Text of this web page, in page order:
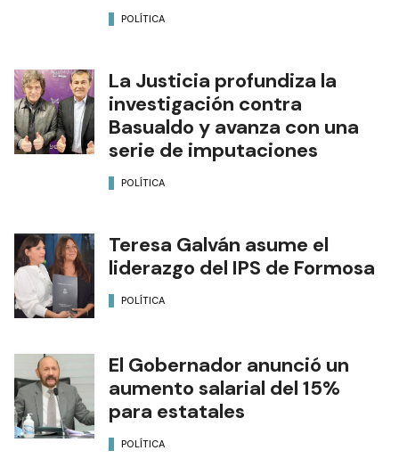
POLÍTICA
La Justicia profundiza la
investigación contra
Basualdo y avanza con una
serie de imputaciones
POLÍTICA
Teresa Galván asume el
liderazgo del IPS de Formosa
POLÍTICA
El Gobernador anunció un
aumento salarial del 15%
para estatales
POLÍTICA